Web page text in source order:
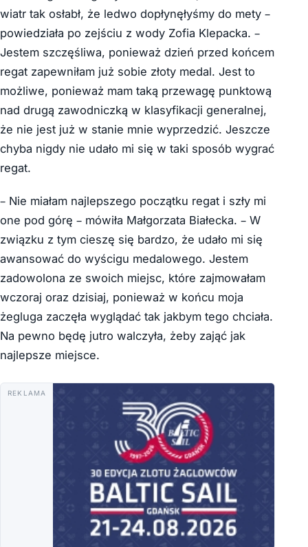
wiatr tak osłabł, że ledwo dopłynęłyśmy do mety –
powiedziała po zejściu z wody Zofia Klepacka. –
Jestem szczęśliwa, ponieważ dzień przed końcem
regat zapewniłam już sobie złoty medal. Jest to
możliwe, ponieważ mam taką przewagę punktową
nad drugą zawodniczką w klasyfikacji generalnej,
że nie jest już w stanie mnie wyprzedzić. Jeszcze
chyba nigdy nie udało mi się w taki sposób wygrać
regat.
– Nie miałam najlepszego początku regat i szły mi
one pod górę – mówiła Małgorzata Białecka. – W
związku z tym cieszę się bardzo, że udało mi się
awansować do wyścigu medalowego. Jestem
zadowolona ze swoich miejsc, które zajmowałam
wczoraj oraz dzisiaj, ponieważ w końcu moja
żegluga zaczęła wyglądać tak jakbym tego chciała.
Na pewno będę jutro walczyła, żeby zająć jak
najlepsze miejsce.
REKLAMA